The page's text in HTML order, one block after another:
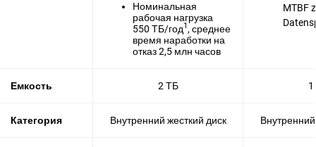
Номинальная
рабочая нагрузка
550 ТБ/год1 , среднее
время наработки на
отказ 2,5 млн часов
MTBF
Емкость 2 ТБ
Категория Внутренний жесткий диск